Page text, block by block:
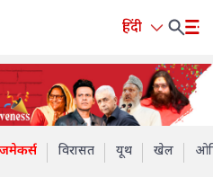
हिंदी
विरासत यूथ खेल